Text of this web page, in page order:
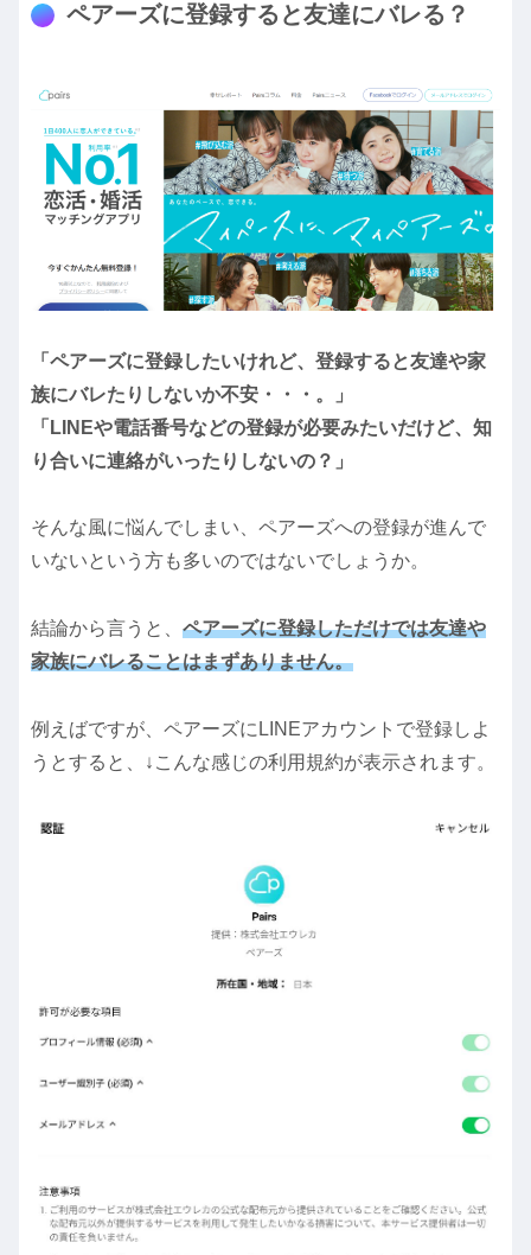
ペアーズに登録すると友達にバレる？
「ペアーズに登録したいけれど、登録すると友達や家
族にバレたりしないか不安・・・。」
「LINEや電話番号などの登録が必要みたいだけど、知
り合いに連絡がいったりしないの？」
そんな風に悩んでしまい、ペアーズへの登録が進んで
いないという方も多いのではないでしょうか。
結論から言うと、 ペアーズに登録しただけでは友達や
家族にバレることはまずありません。
例えばですが、ペアーズにLINEアカウントで登録しよ
うとすると、↓こんな感じの利用規約が表示されます。